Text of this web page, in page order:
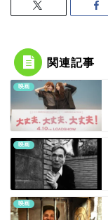
関連記事
映画
映画
映画